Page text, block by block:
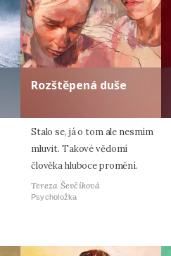
Rozštěpená duše
Stalo se, já o tom ale nesmím
mluvit. Takové vědomí
člověka hluboce promění.
Tereza Ševčíková
Psycholožka